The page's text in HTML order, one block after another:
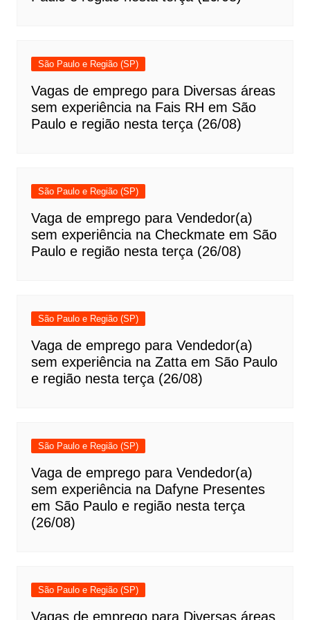
São Paulo e Região (SP)
Vagas de emprego para Diversas áreas
sem experiência na Fais RH em São
Paulo e região nesta terça (26/08)
São Paulo e Região (SP)
Vaga de emprego para Vendedor(a)
sem experiência na Checkmate em São
Paulo e região nesta terça (26/08)
São Paulo e Região (SP)
Vaga de emprego para Vendedor(a)
sem experiência na Zatta em São Paulo
e região nesta terça (26/08)
São Paulo e Região (SP)
Vaga de emprego para Vendedor(a)
sem experiência na Dafyne Presentes
em São Paulo e região nesta terça
(26/08)
São Paulo e Região (SP)
Vagas de emprego para Diversas áreas